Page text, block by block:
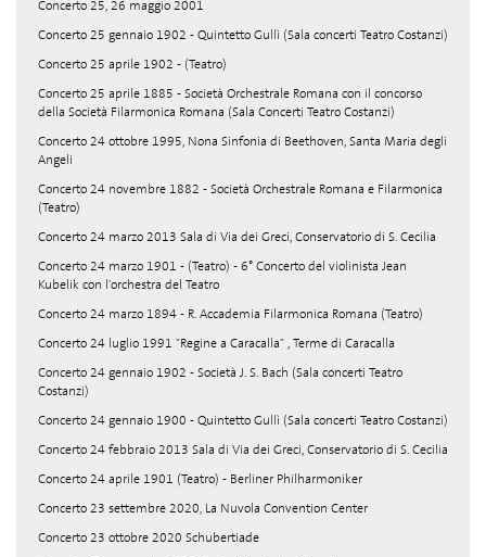
Concerto 25, 26 maggio 2001
Concerto 25 gennaio 1902 - Quintetto Gullì (Sala concerti Teatro Costanzi)
Concerto 25 aprile 1902 - (Teatro)
Concerto 25 aprile 1885 - Società Orchestrale Romana con il concorso
della Società Filarmonica Romana (Sala Concerti Teatro Costanzi)
Concerto 24 ottobre 1995, Nona Sinfonia di Beethoven, Santa Maria degli
Angeli
Concerto 24 novembre 1882 - Società Orchestrale Romana e Filarmonica
(Teatro)
Concerto 24 marzo 2013 Sala di Via dei Greci, Conservatorio di S. Cecilia
Concerto 24 marzo 1901 - (Teatro) - 6° Concerto del violinista Jean
Kubelik con l'orchestra del Teatro
Concerto 24 marzo 1894 - R. Accademia Filarmonica Romana (Teatro)
Concerto 24 luglio 1991 "Regine a Caracalla" , Terme di Caracalla
Concerto 24 gennaio 1902 - Società J. S. Bach (Sala concerti Teatro
Costanzi)
Concerto 24 gennaio 1900 - Quintetto Gullì (Sala concerti Teatro Costanzi)
Concerto 24 febbraio 2013 Sala di Via dei Greci, Conservatorio di S. Cecilia
Concerto 24 aprile 1901 (Teatro) - Berliner Philharmoniker
Concerto 23 settembre 2020, La Nuvola Convention Center
Concerto 23 ottobre 2020 Schubertiade